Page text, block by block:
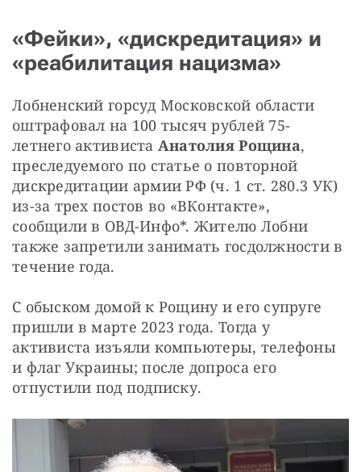
«Фейки», «дискредитация» и
«реабилитация нацизма»
Лобненский горсуд Московской области
оштрафовал на 100 тысяч рублей 75-
летнего активиста Анатолия Рощина,
преследуемого по статье о повторной
дискредитации армии РФ (ч. 1 ст. 280.3 УК)
из-за трех постов во «ВКонтакте»,
сообщили в ОВД-Инфо*. Жителю Лобни
также запретили занимать госдолжности в
течение года.
С обыском домой к Рощину и его супруге
пришли в марте 2023 года. Тогда у
активиста изъяли компьютеры, телефоны
и флаг Украины; после допроса его
отпустили под подписку.